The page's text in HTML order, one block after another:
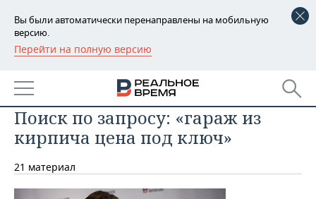
Вы были автоматически перенаправлены на мобильную
версию.
Перейти на полную версию
РЕГИОНЫ
БАШКОРТОСТАН
ТАТАРСТАН
УДМУРТИЯ
НОВОСТИ
АНАЛИТИКА
НОВОСТИ АНАЛИТИКИ
ЭКОНОМИКА
Поиск по запросу: «гараж из
кирпича цена под ключ»
21 материал